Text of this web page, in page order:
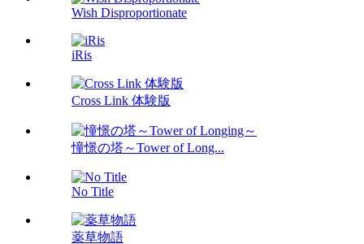
Wish Disproportionate
iRis
Cross Link 体験版
憧憬の塔～Tower of Long...
No Title
薬草物語